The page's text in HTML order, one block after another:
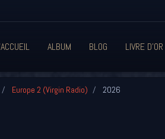
ALBUM BLOG LIVRE D'OR
Europe 2 (Virgin Radio) 2026